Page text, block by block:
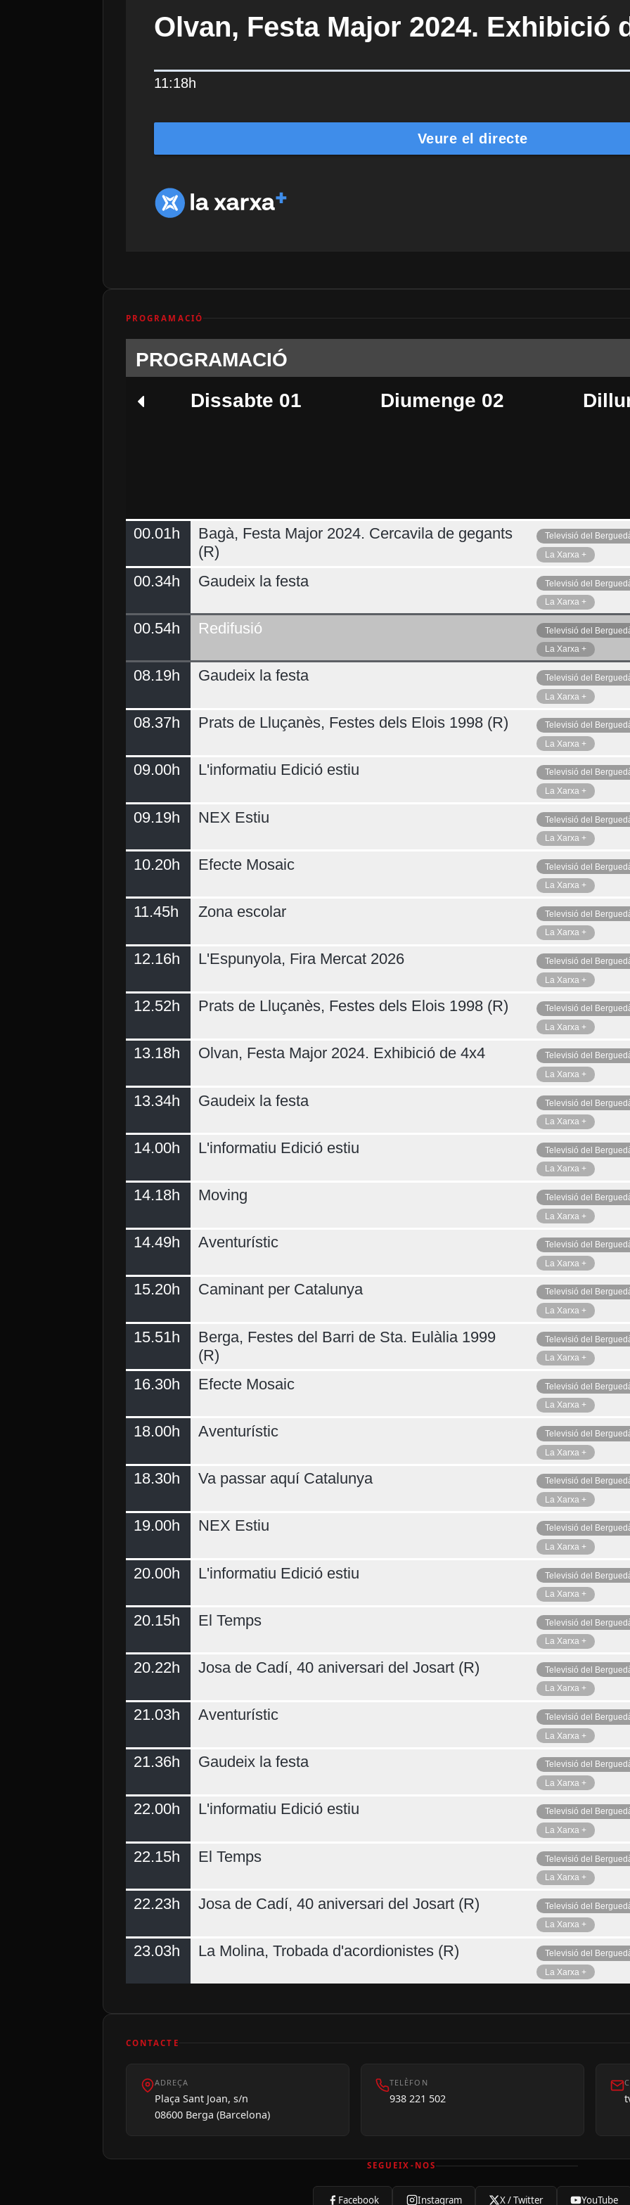
Olvan, Festa Major 2024. Exhibició
11:18h
Veure el directe
PROGRAMACIÓ
PROGRAMACIÓ
Dissabte 01
Diumenge 02
Dimarts 04 Dimecres 05 Ahir
Demà
00.01h
Bagà, Festa Major 2024. Cercavila de gegants
(R)
Televisió del
La Xarxa +
00.34h Gaudeix la festa
Televisió del
La Xarxa +
00.54h Redifusió
Televisió del
La Xarxa +
08.19h Gaudeix la festa
Televisió del
La Xarxa +
08.37h Prats de Lluçanès, Festes dels Elois 1998 (R)
Televisió del
La Xarxa +
09.00h L'informatiu Edició estiu
Televisió del
La Xarxa +
09.19h NEX Estiu
Televisió del
La Xarxa +
10.20h Efecte Mosaic
Televisió del
La Xarxa +
11.45h Zona escolar
Televisió del
La Xarxa +
12.16h L'Espunyola, Fira Mercat 2026
Televisió del
La Xarxa +
12.52h Prats de Lluçanès, Festes dels Elois 1998 (R)
Televisió del
La Xarxa +
13.18h Olvan, Festa Major 2024. Exhibició de 4x4
Televisió del
La Xarxa +
13.34h Gaudeix la festa
Televisió del
La Xarxa +
14.00h L'informatiu Edició estiu
Televisió del
La Xarxa +
14.18h Moving
Televisió del
La Xarxa +
14.49h Aventurístic
Televisió del
La Xarxa +
15.20h Caminant per Catalunya
Televisió del
La Xarxa +
15.51h
Berga, Festes del Barri de Sta. Eulàlia 1999
(R)
Televisió del
La Xarxa +
16.30h Efecte Mosaic
Televisió del
La Xarxa +
18.00h Aventurístic
Televisió del
La Xarxa +
18.30h Va passar aquí Catalunya
Televisió del
La Xarxa +
19.00h NEX Estiu
Televisió del
La Xarxa +
20.00h L'informatiu Edició estiu
Televisió del
La Xarxa +
20.15h El Temps
Televisió del
La Xarxa +
20.22h Josa de Cadí, 40 aniversari del Josart (R)
Televisió del
La Xarxa +
21.03h Aventurístic
Televisió del
La Xarxa +
21.36h Gaudeix la festa
Televisió del
La Xarxa +
22.00h L'informatiu Edició estiu
Televisió del
La Xarxa +
22.15h El Temps
Televisió del
La Xarxa +
22.23h Josa de Cadí, 40 aniversari del Josart (R)
Televisió del
La Xarxa +
23.03h La Molina, Trobada d'acordionistes (R)
Televisió del
La Xarxa +
CONTACTE
ADREÇA
Plaça Sant Joan, s/n
08600 Berga (Barcelona)
TELÈFON
938 221 502
SEGUEIX-NOS
Facebook Instagram X / Twitter YouTube